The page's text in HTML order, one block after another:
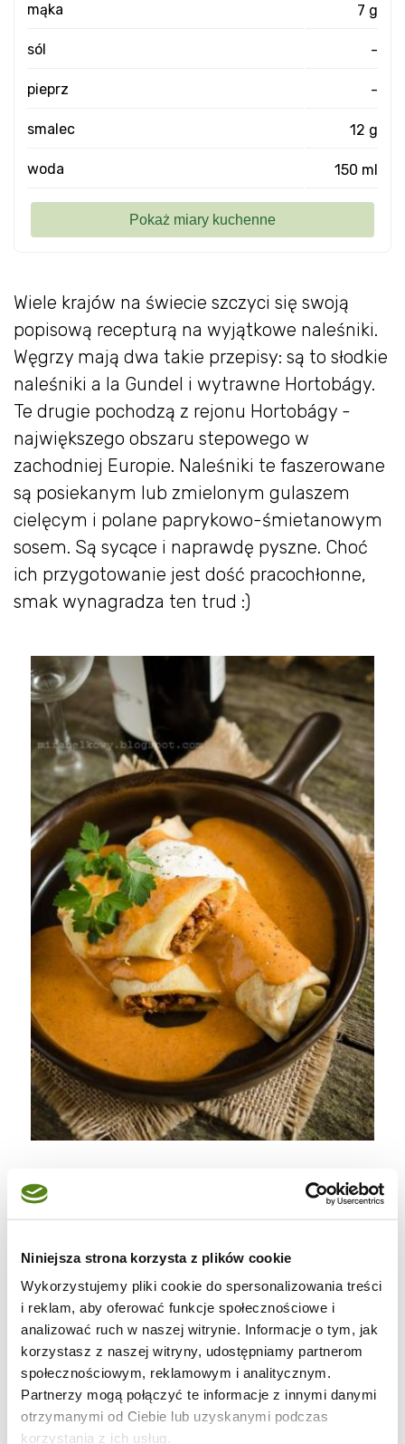
Niniejsza strona korzysta z plików cookie
Wykorzystujemy pliki cookie do spersonalizowania treści
i reklam, aby oferować funkcje społecznościowe i
analizować ruch w naszej witrynie. Informacje o tym, jak
korzystasz z naszej witryny, udostępniamy partnerom
społecznościowym, reklamowym i analitycznym.
Partnerzy mogą połączyć te informacje z innymi danymi
otrzymanymi od Ciebie lub uzyskanymi podczas
korzystania z ich usług.
Wiele krajów na świecie szczyci się swoją
popisową recepturą na wyjątkowe naleśniki.
Węgrzy mają dwa takie przepisy: są to słodkie
naleśniki a la Gundel i wytrawne Hortobágy.
Te drugie pochodzą z rejonu Hortobágy -
największego obszaru stepowego w
zachodniej Europie. Naleśniki te faszerowane
są posiekanym lub zmielonym gulaszem
cielęcym i polane paprykowo-śmietanowym
sosem. Są sycące i naprawdę pyszne. Choć
ich przygotowanie jest dość pracochłonne,
smak wynagradza ten trud :)
NALEŚNIKI HORTOBAGY
(4 porcje)
8 naleśników (przepis podstawowy -
500g cielęciny na gulasz (użyłam pręgi),
1 duża cebula,
1 duży, dojrzały pomidor,
1 łyżka słodkiej papryki w proszku,
½ łyżeczki ostrej papryki w proszku,
1-2 łyżki pasty paprykowej w tubce
(opcjonalnie),
mąka 7 g
sól -
pieprz -
smalec 12 g
woda 150 ml